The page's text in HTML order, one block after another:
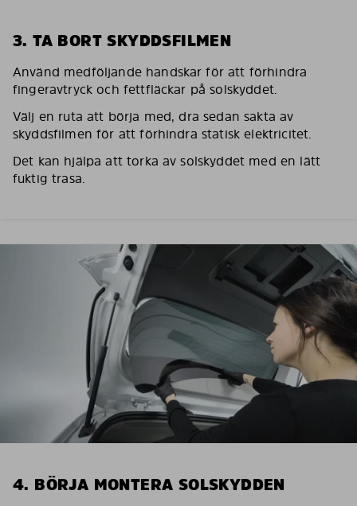
3. TA BORT SKYDDSFILMEN
Använd medföljande handskar för att förhindra
fingeravtryck och fettfläckar på solskyddet.
Välj en ruta att börja med, dra sedan sakta av
skyddsfilmen för att förhindra statisk elektricitet.
Det kan hjälpa att torka av solskyddet med en lätt
fuktig trasa.
4. BÖRJA MONTERA SOLSKYDDEN